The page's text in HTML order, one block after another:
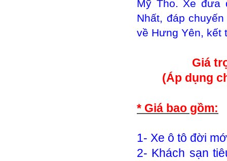
Mỹ Tho. Xe đưa
Nhất, đáp
về Hưng Yên, kết
Giá
(Áp dụng
* Giá bao gồm:
1- Xe ô tô đời
2- Khách sạn